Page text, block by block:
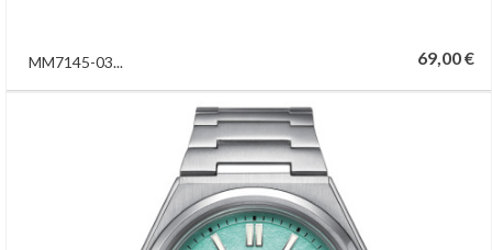
MM7145-03... 69,00 €